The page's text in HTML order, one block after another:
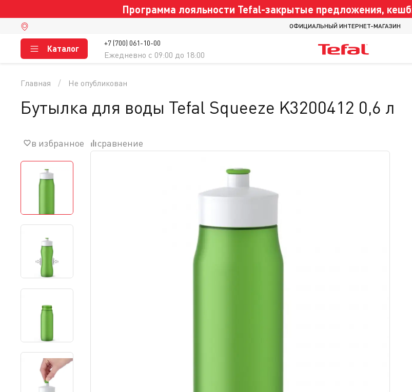
Программа лояльности Tefal-закрытые предложения,
ОФИЦИАЛЬНЫЙ ИНТЕРНЕТ-МАГАЗИН
+7 (700) 061-10-00
Ежедневно c 09:00 до 18:00
Каталог
Главная Не опубликован
Бутылка для воды Tefal Squeeze K3200412 0,6 л
в избранное сравнение